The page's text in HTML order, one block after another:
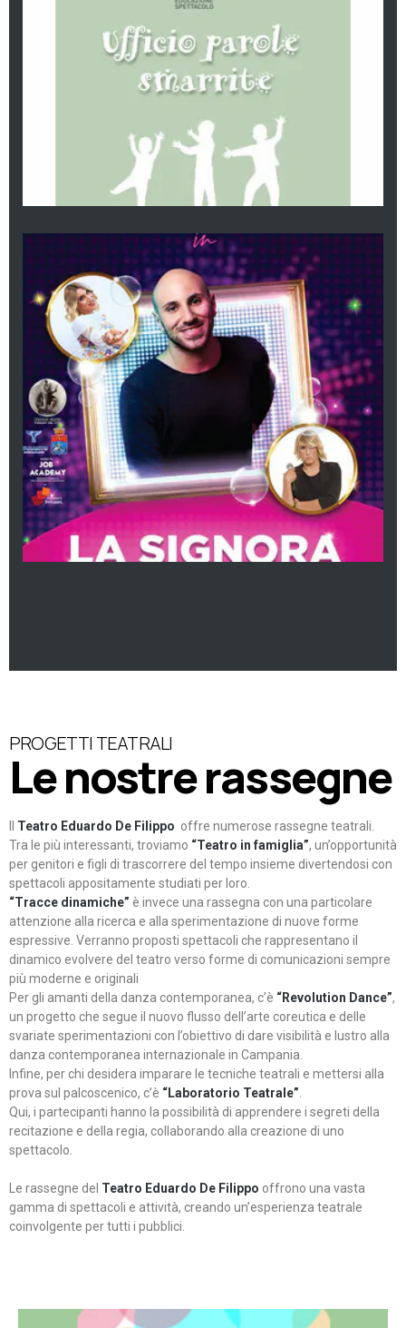
PROGETTI TEATRALI
Le nostre rassegne
Teatro Eduardo De Filippo offre numerose rassegne teatrali.
Tra le più interessanti, troviamo “Teatro in famiglia”, un’opportunità
per genitori e figli di trascorrere del tempo insieme divertendosi con
spettacoli appositamente studiati per loro.
“Tracce dinamiche” è invece una rassegna con una particolare
attenzione alla ricerca e alla sperimentazione di nuove forme
espressive. Verranno proposti spettacoli che rappresentano il
dinamico evolvere del teatro verso forme di comunicazioni sempre
più moderne e originali
Per gli amanti della danza contemporanea, c’è “Revolution Dance”,
un progetto che segue il nuovo flusso dell’arte coreutica e delle
svariate sperimentazioni con l’obiettivo di dare visibilità e lustro alla
danza contemporanea internazionale in Campania.
Infine, per chi desidera imparare le tecniche teatrali e mettersi alla
prova sul palcoscenico, c’è “Laboratorio Teatrale”
Qui, i partecipanti hanno la possibilità di apprendere i segreti della
recitazione e della regia, collaborando alla creazione di uno
spettacolo.
Le rassegne del Teatro Eduardo De Filippo offrono una vasta
gamma di spettacoli e attività, creando un’esperienza teatrale
coinvolgente per tutti i pubblici.